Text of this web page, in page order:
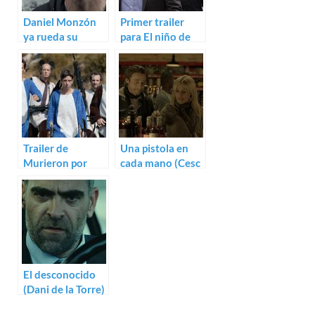
Daniel Monzón
ya rueda su
nuevo trabajo, el
thriller El niño
Primer trailer
para El niño de
Daniel Monzón
Trailer de
Murieron por
encima de sus
posibilidades
Una pistola en
cada mano (Cesc
El desconocido
(Dani de la Torre)